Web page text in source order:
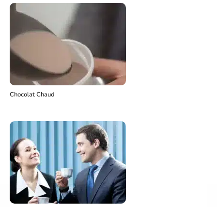
Chocolat Chaud